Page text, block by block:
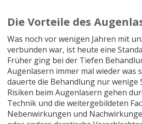
Die Vorteile des
Was noch vor wenigen Jahren mit
verbunden war, ist heute eine
Früher ging bei der Tiefen
Augenlasern immer mal wieder was
dauerte die Behandlung nur wenige
Risiken beim Augenlasern gehen
Technik und die weitergebildeten
Nebenwirkungen und